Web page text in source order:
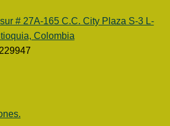
# 27A-165 C.C. City Plaza S-3 L-
Colombia